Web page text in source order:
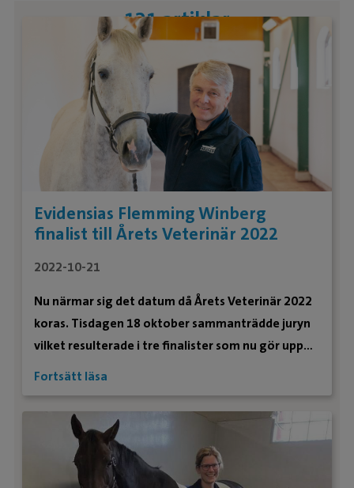
121 artiklar
Evidensias Flemming Winberg
finalist till Årets Veterinär 2022
2022-10-21
Nu närmar sig det datum då Årets Veterinär 2022
koras. Tisdagen 18 oktober sammanträdde juryn
vilket resulterade i tre finalister som nu gör upp
Fortsätt läsa